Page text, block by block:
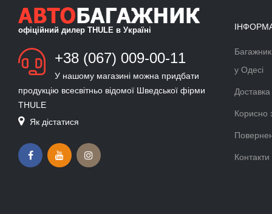
офіційний дилер THULE в Україні
+38 (067) 009-00-11
У нашому магазині можна придбати
продукцію всесвітньо відомої Шведської фірми
THULE
Як дістатися
у Одесі
Доставка
Корисно
Контакти
БАГАЖНИК ДЛЯ ЛИЖ ТА
СНОУБОРДУ
Докладніше >>
ВЕЛОКРІПЛЕННЯ ФАРКОП